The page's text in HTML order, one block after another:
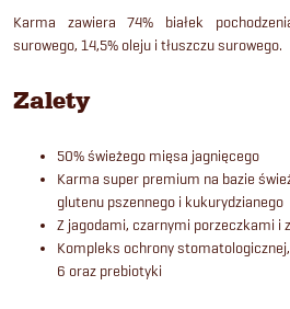
Karma zawiera 74% białek
surowego, 14,5% oleju i tłuszczu surowego.
Zalety
50% świeżego mięsa jagnięcego
Karma super premium na bazie
glutenu pszennego i kukurydzianego
Z jagodami, czarnymi porzeczkami i
Kompleks ochrony
6 oraz prebiotyki